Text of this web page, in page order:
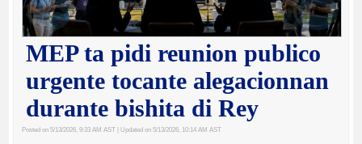
MEP ta pidi reunion publico
urgente tocante alegacionnan
durante bishita di Rey
Posted on 5/13/2026, 9:33 AM AST | Updated on 5/13/2026, 10:14 AM AST